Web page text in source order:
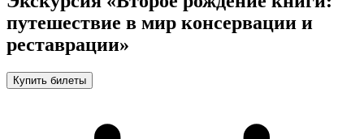
путешествие в мир консервации и
реставрации»
Купить билеты